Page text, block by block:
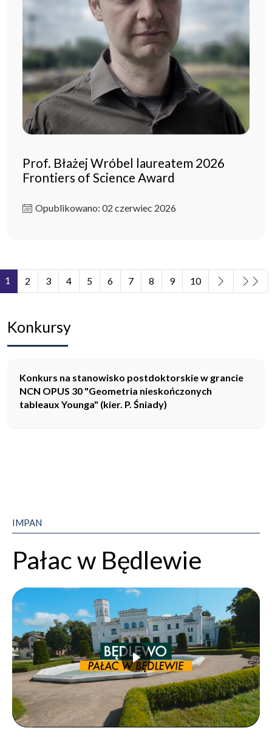
Prof. Błażej Wróbel laureatem 2026
Frontiers of Science Award
Opublikowano: 02 czerwiec 2026
Strona 1 z 11
1 2 3 4 5 6 7 8 9 10
Konkursy
Konkurs na stanowisko postdoktorskie w grancie
NCN OPUS 30 "Geometria nieskończonych
tableaux Younga" (kier. P. Śniady)
IMPAN
Pałac w Będlewie